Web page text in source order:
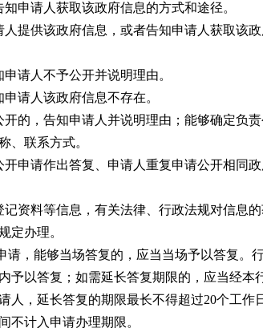
申请人获取该政府信息的方式和途径。
人提供该政府信息，或者告知申请人获取该
请人不予公开并说明理由。
请人该政府信息不存在。
开的，告知申请人并说明理由；能够确定负
、联系方式。
开申请作出答复、申请人重复申请公开相同
记资料等信息，有关法律、行政法规对信息
定办理。
请，能够当场答复的，应当当场予以答复。
予以答复；如需延长答复期限的，应当经本
，延长答复的期限最长不得超过20个工作
不计入申请办理期限。